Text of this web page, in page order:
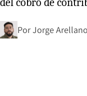
PorJorge Arellano